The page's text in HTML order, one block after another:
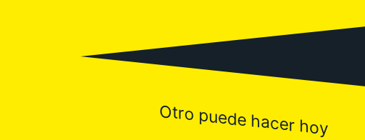
Otro puede hacer hoy